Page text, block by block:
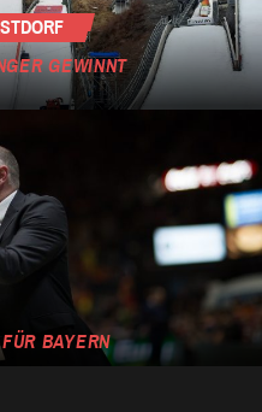
GEWINNT
BAYERN